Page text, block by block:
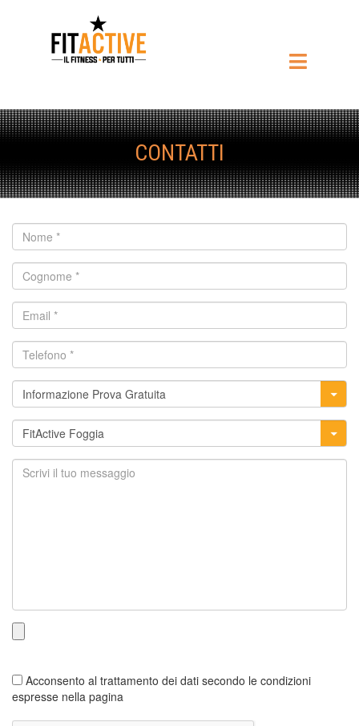
CONTATTI
Acconsento al trattamento dei dati secondo le condizioni
espresse nella pagina